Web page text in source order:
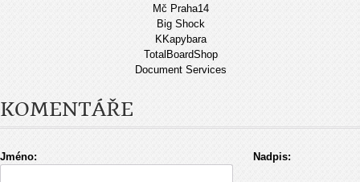
Mč Praha14
Big Shock
KKapybara
TotalBoardShop
Document Services
KOMENTÁŘE
Jméno: Nadpis: